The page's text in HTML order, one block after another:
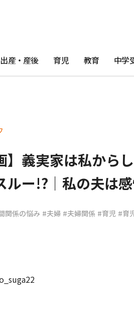
出産・産後 育児 教育 中学
】義実家は私から
ルー!?｜私の夫は
関係の悩み #夫婦 #夫婦関係 #育児 #育